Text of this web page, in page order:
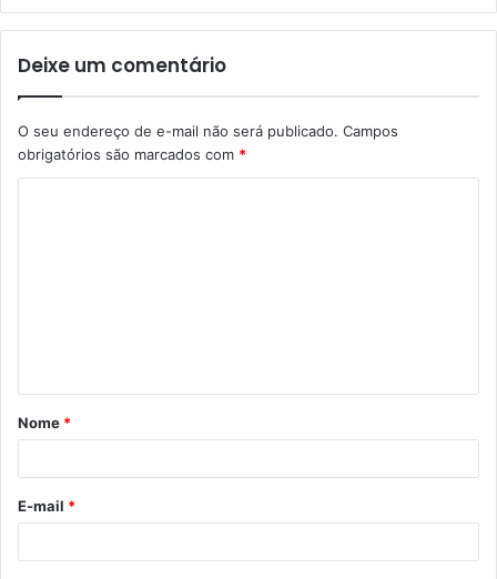
Deixe um comentário
O seu endereço de e-mail não será publicado. Campos
obrigatórios são marcados com *
á
r
*
Nome *
E-mail *